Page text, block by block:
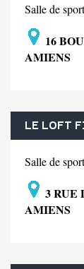
Salle de
16
AMIENS
LE LOFT
Salle de
3 RUE
AMIENS